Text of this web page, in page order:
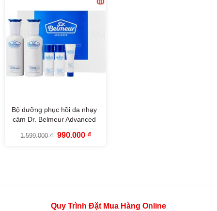
Bộ dưỡng phục hồi da nhạy
cảm Dr. Belmeur Advanced
1.599.000₫ Giá
990.000 ₫Giá
Quy Trình Đặt Mua Hàng Online